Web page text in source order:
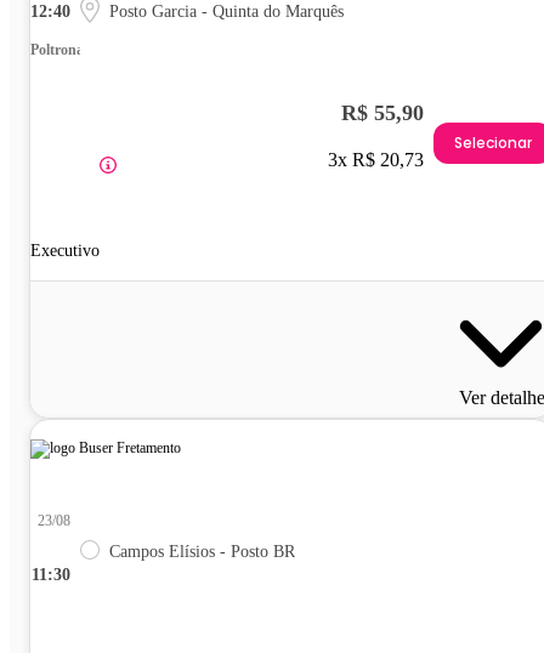
12:40 Posto Garcia - Quinta do Marquês
Poltrona
Executivo
R$ 55,90
3x R$ 20,73
Selecionar
Ver
11:30
23/08
Campos Elísios - Posto BR